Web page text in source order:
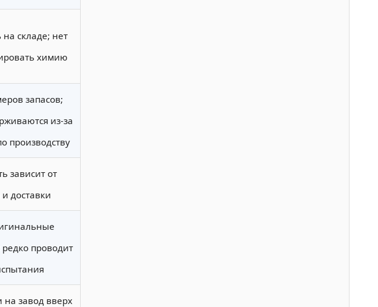
на складе; нет
химию
запасов;
из-за
производству
зависит от
доставки
проводит
завод вверх